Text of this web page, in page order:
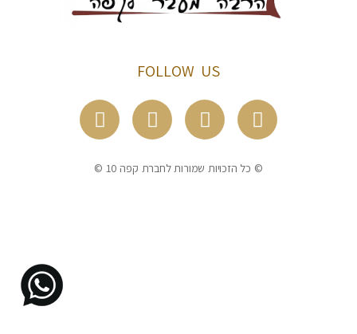
FOLLOW US
© כל הזכויות שמורות לחברת קפה 10 ©